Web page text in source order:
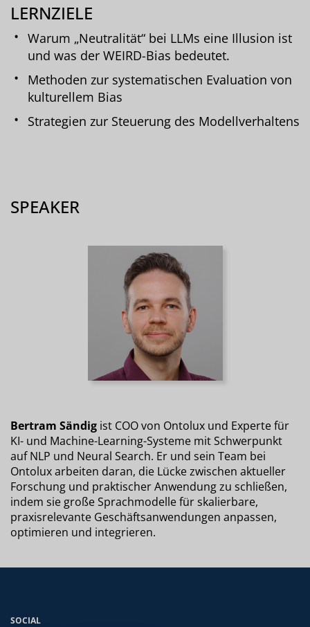
LERNZIELE
Warum „Neutralität“ bei LLMs eine Illusion ist
und was der WEIRD-Bias bedeutet.
Methoden zur systematischen Evaluation von
kulturellem Bias
Strategien zur Steuerung des Modellverhaltens
SPEAKER
Bertram Sändig ist COO von Ontolux und Experte für
KI- und Machine-Learning-Systeme mit Schwerpunkt
auf NLP und Neural Search. Er und sein Team bei
Ontolux arbeiten daran, die Lücke zwischen aktueller
Forschung und praktischer Anwendung zu schließen,
indem sie große Sprachmodelle für skalierbare,
praxisrelevante Geschäftsanwendungen anpassen,
optimieren und integrieren.
SOCIAL